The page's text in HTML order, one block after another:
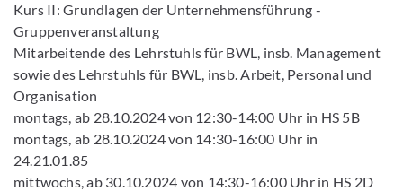
Kurs II: Grundlagen der Unternehmensführung -
Gruppenveranstaltung
Mitarbeitende des Lehrstuhls für BWL, insb. Management
sowie des Lehrstuhls für BWL, insb. Arbeit, Personal und
Organisation
montags, ab 28.10.2024 von 12:30-14:00 Uhr in HS 5B
montags, ab 28.10.2024 von 14:30-16:00 Uhr in
24.21.01.85
mittwochs, ab 30.10.2024 von 14:30-16:00 Uhr in HS 2D